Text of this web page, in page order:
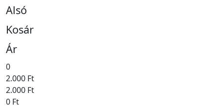
Alsó
Kosár
Ár
0
2.000 Ft
2.000 Ft
0 Ft